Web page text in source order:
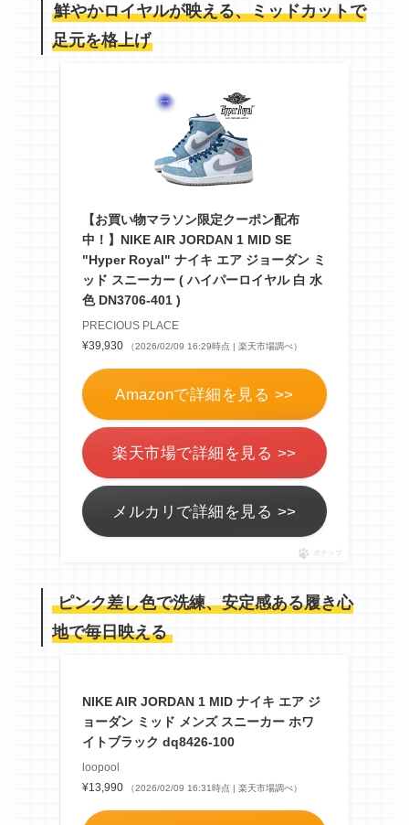
鮮やかロイヤルが映える、ミッドカットで
足元を格上げ
【お買い物マラソン限定クーポン配布
中！】NIKE AIR JORDAN 1 MID SE
"Hyper Royal" ナイキ エア ジョーダン ミ
ッド スニーカー ( ハイパーロイヤル 白 水
色 DN3706-401 )
PRECIOUS PLACE
¥39,930
（2026/02/09 16:29時点 | 楽天市場調べ）
Amazonで詳細を見る >>
楽天市場で詳細を見る >>
メルカリで詳細を見る >>
ポチップ
ピンク差し色で洗練、安定感ある履き心
地で毎日映える
NIKE AIR JORDAN 1 MID ナイキ エア ジ
ョーダン ミッド メンズ スニーカー ホワ
イトブラック dq8426-100
loopool
¥13,990
（2026/02/09 16:31時点 | 楽天市場調べ）